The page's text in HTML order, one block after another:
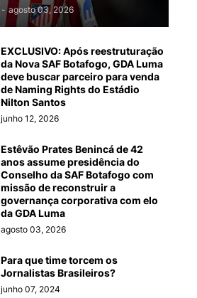
- agosto 03, 2026
EXCLUSIVO: Após reestruturação
da Nova SAF Botafogo, GDA Luma
deve buscar parceiro para venda
de Naming Rights do Estádio
Nilton Santos
junho 12, 2026
Estêvão Prates Benincá de 42
anos assume presidência do
Conselho da SAF Botafogo com
missão de reconstruir a
governança corporativa com elo
da GDA Luma
agosto 03, 2026
Para que time torcem os
Jornalistas Brasileiros?
junho 07, 2024